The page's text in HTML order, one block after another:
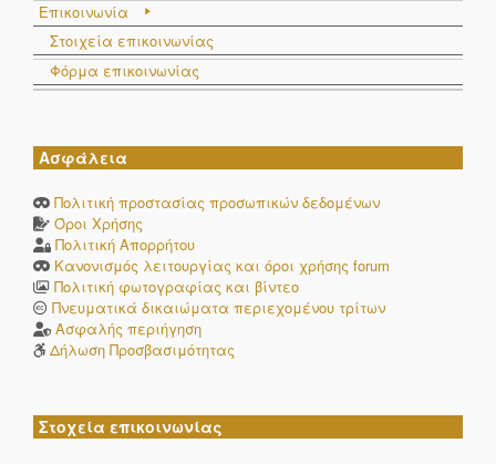
Επικοινωνία
Στοιχεία επικοινωνίας
Φόρμα επικοινωνίας
Ασφάλεια
Πολιτική προστασίας προσωπικών δεδομένων
Όροι Χρήσης
Πολιτική Απορρήτου
Κανονισμός λειτουργίας και όροι χρήσης forum
Πολιτική φωτογραφίας και βίντεο
Πνευματικά δικαιώματα περιεχομένου τρίτων
Ασφαλής περιήγηση
Δήλωση Προσβασιμότητας
Στοχεία επικοινωνίας